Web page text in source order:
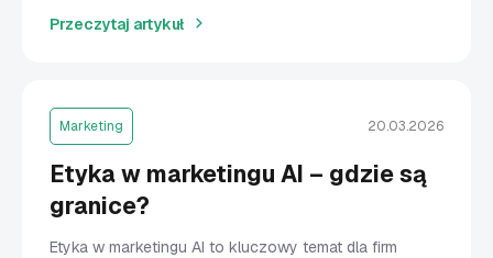
Przeczytaj artykuł
Marketing 20.03.2026
Etyka w marketingu AI – gdzie są
granice?
Etyka w marketingu AI to kluczowy temat dla firm